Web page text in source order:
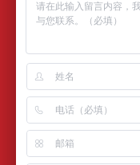
佛山市南海
全国服务热
E-Mail
公司地址：